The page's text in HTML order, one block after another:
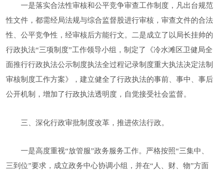
一是落实合法性审核和公平竞争审查工作制度， 凡出台规范
性文件 ，都需经局法规与综合监督股进行审核，审查文件的合法
性 、公平竞争性，经审核后方能行文。 二是成立了以局长挂帅的
行政执法“三项制度”工作领导小组，制定了
《冷水滩区卫健局全
面推行行政执法公示制度执法全过程记录制度重大执法决定法制
审核制度工作方案》， 建立健全了行政执法的事前、事中、事后
公开机制
， 增加了行政执法透明度， 自觉接受社会监督。
三、深化行政审批制度改革，推进依法行政。
一是高度重视“放管服”政务服务工作。严格按照“三集中、
三到位”要求，成立政务中心协调小组，并在“人、财、物”方面